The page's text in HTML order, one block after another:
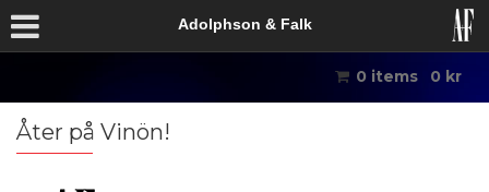
Adolphson & Falk
0 items 0 kr
Åter på Vinön!